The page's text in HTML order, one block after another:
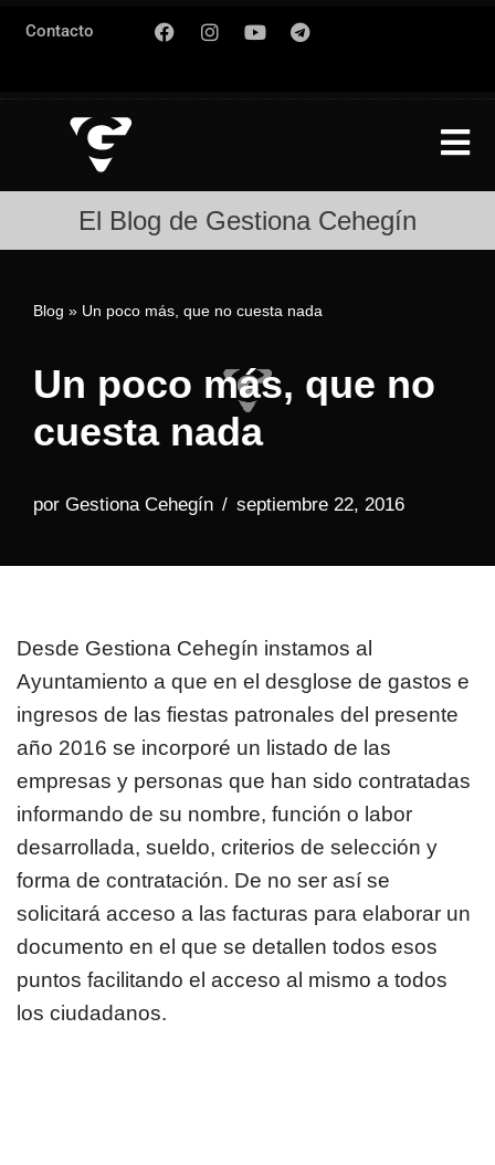
al
contenido
Contacto
El Blog de Gestiona Cehegín
Blog » Un poco más, que no cuesta nada
Un poco más, que no
cuesta nada
por Gestiona Cehegín septiembre 22, 2016
Desde Gestiona Cehegín instamos al
Ayuntamiento a que en el desglose de gastos e
ingresos de las fiestas patronales del presente
año 2016 se incorporé un listado de las
empresas y personas que han sido contratadas
informando de su nombre, función o labor
desarrollada, sueldo, criterios de selección y
forma de contratación. De no ser así se
solicitará acceso a las facturas para elaborar un
documento en el que se detallen todos esos
puntos facilitando el acceso al mismo a todos
los ciudadanos.